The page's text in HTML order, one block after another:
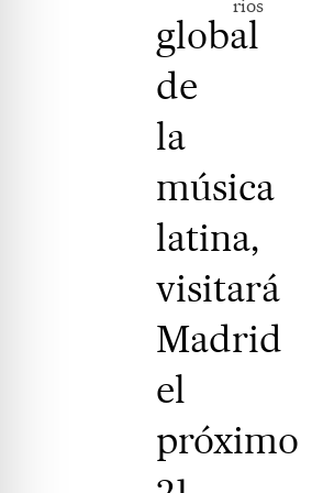
global
de
la
música
latina,
visitará
Madrid
el
próximo
rios